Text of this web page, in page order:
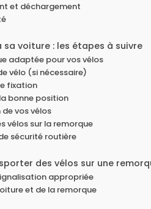
et déchargement
voiture : les étapes à suivre
adaptée pour vos vélos
vélo (si nécessaire)
fixation
bonne position
vos vélos
vélos sur la remorque
sécurité routière
des vélos sur une
appropriée
et de la remorque